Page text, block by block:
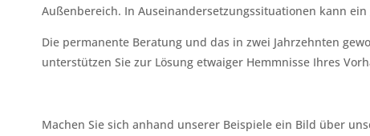
Außenbereich. In Auseinandersetzungssituationen kann
Die permanente Beratung und das in zwei Jahrzehnten
unterstützen Sie zur Lösung etwaiger Hemmnisse Ihres
Machen Sie sich anhand unserer Beispiele ein Bild über